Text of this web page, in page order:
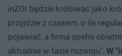
inZOI będzie królować jako
przyjdzie z czasem, o ile
pojawiać, a firma spełni
aktualnie w fazie rozwoju". W